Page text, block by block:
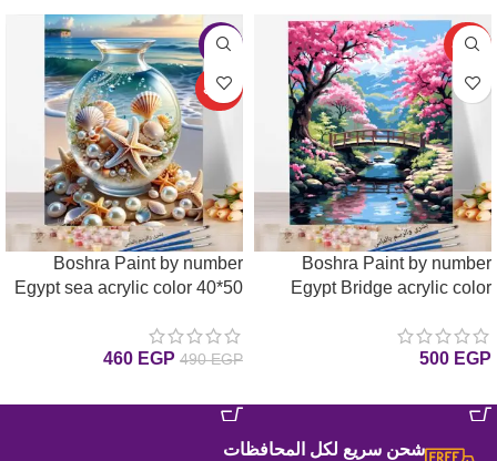
حصري
Boshra Paint by number
Egypt Bridge acrylic color
والألوان الاكريليك والفرشاه
500 EGP
-6%
حصري
Boshra Paint by number
Egypt sea acrylic color 40*50
الاكريليك والفرشاه
490EGP
460 EGP
شحن سريع لكل المحافظات